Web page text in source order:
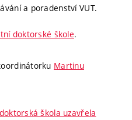
a poradenství VUT.
doktorské škole.
Martinu
škola uzavřela